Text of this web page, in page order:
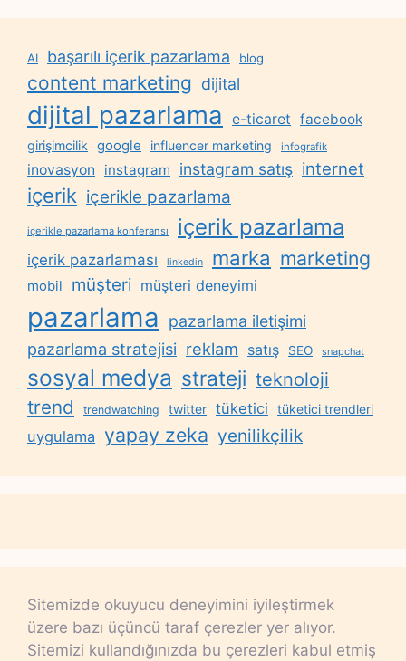
AI başarılı içerik pazarlama blog
content marketing dijital
dijital pazarlama e-ticaret facebook
girişimcilik google influencer marketing infografik
inovasyon instagram instagram satış internet
içerik içerikle pazarlama
içerikle pazarlama konferansı içerik pazarlama
içerik pazarlaması linkedin marka marketing
mobil müşteri müşteri deneyimi
pazarlama
pazarlama iletişimi
pazarlama stratejisi reklam satış SEO snapchat
sosyal medya strateji teknoloji
trend trendwatching twitter tüketici tüketici trendleri
uygulama yapay zeka yenilikçilik
Sitemizde okuyucu deneyimini iyileştirmek
üzere bazı üçüncü taraf çerezler yer alıyor.
Sitemizi kullandığınızda bu çerezleri kabul etmiş